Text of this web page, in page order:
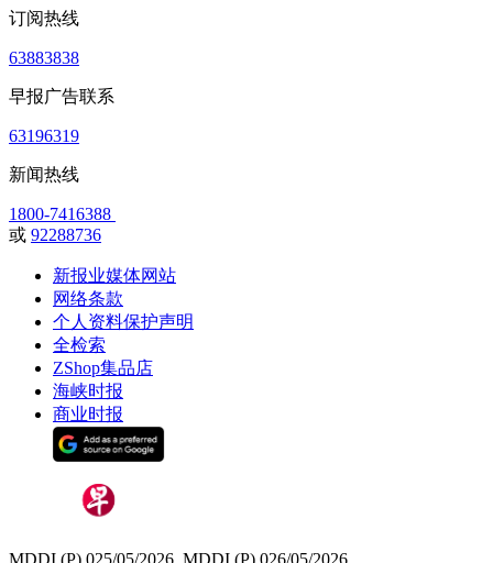
订阅热线
63883838
早报广告联系
63196319
新闻热线
1800-7416388
或 92288736
新报业媒体网站
网络条款
个人资料保护声明
全检索
ZShop集品店
海峡时报
商业时报
MDDI (P) 025/05/2026, MDDI (P) 026/05/2026